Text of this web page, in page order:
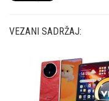
VEZANI SADRŽAJ: